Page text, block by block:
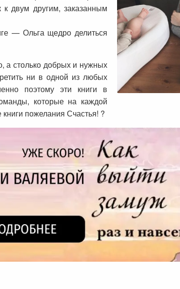
двум другим, заказанным
— Ольга щедро делиться
а столько добрых и нужных
ни в одной из любых
поэтому эти книги в
которые на каждой
пожелания Счастья! ?